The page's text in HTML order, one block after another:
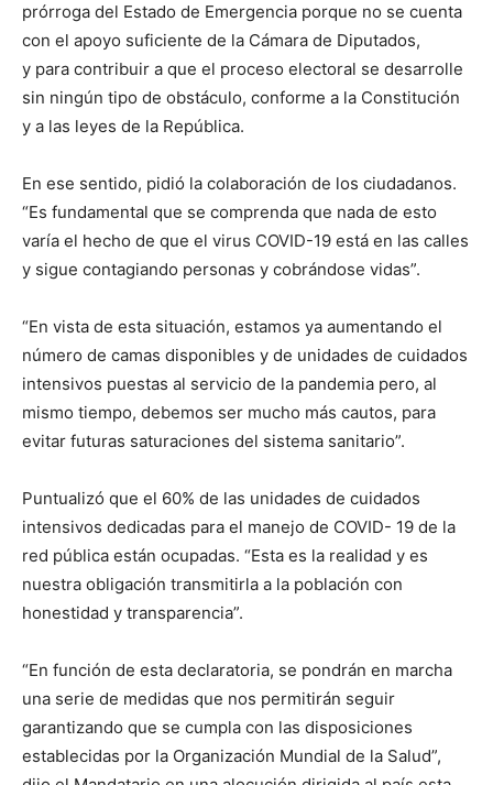
prórroga del Estado de Emergencia porque no se cuenta
con el apoyo suficiente de la Cámara de Diputados,
y para contribuir a que el proceso electoral se desarrolle
sin ningún tipo de obstáculo, conforme a la Constitución
y a las leyes de la República.
En ese sentido, pidió la colaboración de los ciudadanos.
“Es fundamental que se comprenda que nada de esto
varía el hecho de que el virus COVID-19 está en las calles
y sigue contagiando personas y cobrándose vidas”.
“En vista de esta situación, estamos ya aumentando el
número de camas disponibles y de unidades de cuidados
intensivos puestas al servicio de la pandemia pero, al
mismo tiempo, debemos ser mucho más cautos, para
evitar futuras saturaciones del sistema sanitario”.
Puntualizó que el 60% de las unidades de cuidados
intensivos dedicadas para el manejo de COVID- 19 de la
red pública están ocupadas. “Esta es la realidad y es
nuestra obligación transmitirla a la población con
honestidad y transparencia”.
“En función de esta declaratoria, se pondrán en marcha
una serie de medidas que nos permitirán seguir
garantizando que se cumpla con las disposiciones
establecidas por la Organización Mundial de la Salud”,